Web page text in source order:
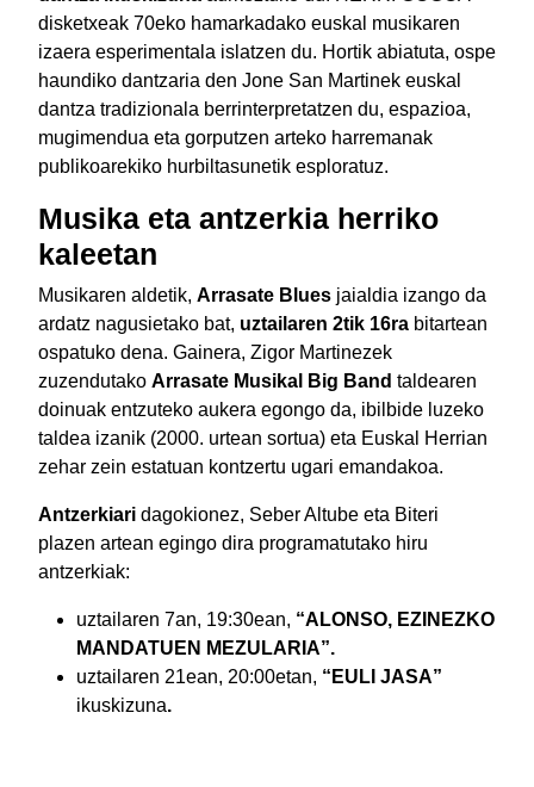
disketxeak 70eko hamarkadako euskal musikaren
izaera esperimentala islatzen du. Hortik abiatuta, ospe
haundiko dantzaria den Jone San Martinek euskal
dantza tradizionala berrinterpretatzen du, espazioa,
mugimendua eta gorputzen arteko harremanak
publikoarekiko hurbiltasunetik esploratuz.
Musika eta antzerkia herriko
kaleetan
Musikaren aldetik, Arrasate Blues jaialdia izango da
ardatz nagusietako bat, uztailaren 2tik 16ra bitartean
ospatuko dena. Gainera, Zigor Martinezek
zuzendutako Arrasate Musikal Big Band taldearen
doinuak entzuteko aukera egongo da, ibilbide luzeko
taldea izanik (2000. urtean sortua) eta Euskal Herrian
zehar zein estatuan kontzertu ugari emandakoa.
Antzerkiari dagokionez, Seber Altube eta Biteri
plazen artean egingo dira programatutako hiru
antzerkiak:
uztailaren 7an, 19:30ean, “ALONSO, EZINEZKO
MANDATUEN MEZULARIA”.
uztailaren 21ean, 20:00etan, “EULI JASA”
ikuskizuna.